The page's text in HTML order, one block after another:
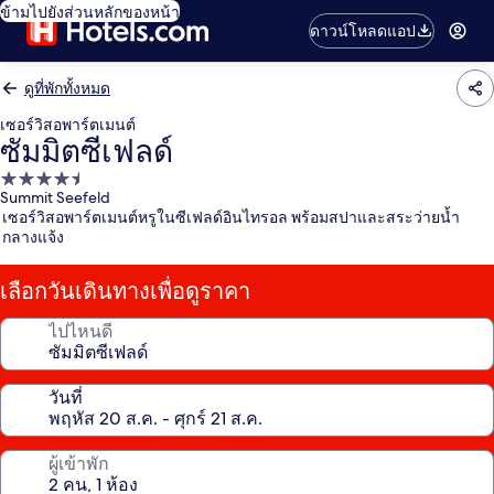
ข้ามไปยังส่วนหลักของหน้า
ดาวน์โหลดแอป
ดูที่พักทั้งหมด
เซอร์วิสอพาร์ตเมนต์
ซัมมิตซีเฟลด์
ที่พัก
4.5
ดาว
Summit Seefeld
เซอร์วิสอพาร์ตเมนต์หรูในซีเฟลด์อินไทรอล พร้อมสปาและสระว่ายน้ำ
กลางแจ้ง
เลือกวันเดินทางเพื่อดูราคา
ไปไหนดี
วันที่
ผู้เข้าพัก